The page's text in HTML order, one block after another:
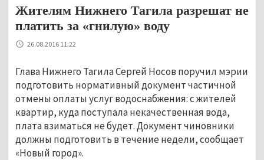
Жителям Нижнего Тагила разрешат не
платить за «гнилую» воду
26.08.2016 11:22
Глава Нижнего Тагила Сергей Носов поручил мэрии
подготовить нормативный документ частичной
отмены оплаты услуг водоснабжения: с жителей
квартир, куда поступала некачественная вода,
плата взиматься не будет. Документ чиновники
должны подготовить в течение недели, сообщает
«Новый город».